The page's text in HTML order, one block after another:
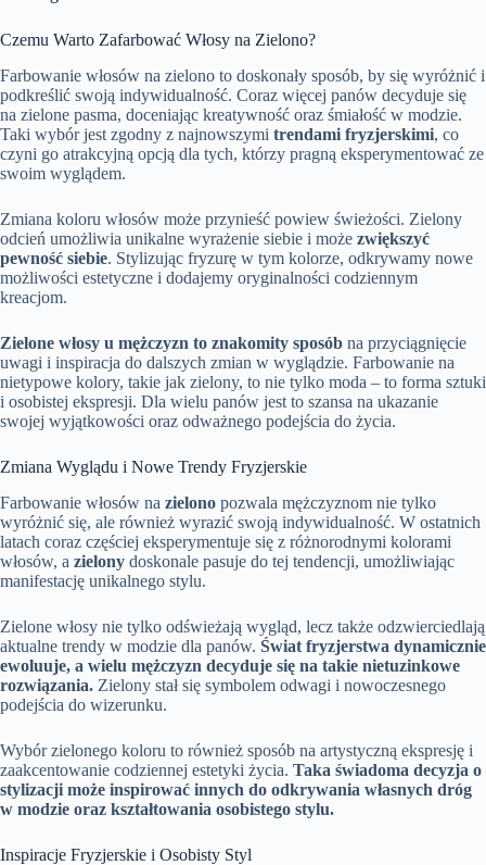
Czemu Warto Zafarbować Włosy na Zielono?
Farbowanie włosów na zielono to doskonały sposób, by się wyróżnić i
podkreślić swoją indywidualność. Coraz więcej panów decyduje się
na zielone pasma, doceniając kreatywność oraz śmiałość w modzie.
Taki wybór jest zgodny z najnowszymi trendami fryzjerskimi, co
czyni go atrakcyjną opcją dla tych, którzy pragną eksperymentować ze
swoim wyglądem.
Zmiana koloru włosów może przynieść powiew świeżości. Zielony
odcień umożliwia unikalne wyrażenie siebie i może zwiększyć
pewność siebie. Stylizując fryzurę w tym kolorze, odkrywamy nowe
możliwości estetyczne i dodajemy oryginalności codziennym
kreacjom.
Zielone włosy u mężczyzn to znakomity sposób na przyciągnięcie
uwagi i inspiracja do dalszych zmian w wyglądzie. Farbowanie na
nietypowe kolory, takie jak zielony, to nie tylko moda – to forma sztuki
i osobistej ekspresji. Dla wielu panów jest to szansa na ukazanie
swojej wyjątkowości oraz odważnego podejścia do życia.
Zmiana Wyglądu i Nowe Trendy Fryzjerskie
Farbowanie włosów na zielono pozwala mężczyznom nie tylko
wyróżnić się, ale również wyrazić swoją indywidualność. W ostatnich
latach coraz częściej eksperymentuje się z różnorodnymi kolorami
włosów, a zielony doskonale pasuje do tej tendencji, umożliwiając
manifestację unikalnego stylu.
Zielone włosy nie tylko odświeżają wygląd, lecz także odzwierciedlają
aktualne trendy w modzie dla panów. Świat fryzjerstwa dynamicznie
ewoluuje, a wielu mężczyzn decyduje się na takie nietuzinkowe
rozwiązania. Zielony stał się symbolem odwagi i nowoczesnego
podejścia do wizerunku.
Wybór zielonego koloru to również sposób na artystyczną ekspresję i
zaakcentowanie codziennej estetyki życia. Taka świadoma decyzja o
stylizacji może inspirować innych do odkrywania własnych dróg
w modzie oraz kształtowania osobistego stylu.
Inspiracje Fryzjerskie i Osobisty Styl